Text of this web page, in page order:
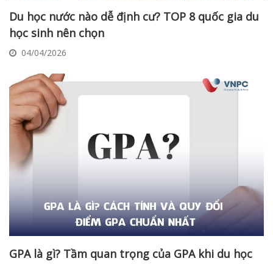
Du học nước nào dễ định cư? TOP 8 quốc gia du
học sinh nên chọn
04/04/2026
GPA là gì? Tầm quan trọng của GPA khi du học